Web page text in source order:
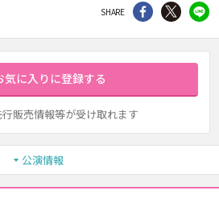
SHARE シェア Twitter
気に入りに登録する
販売情報等が受け取れます
公演情報